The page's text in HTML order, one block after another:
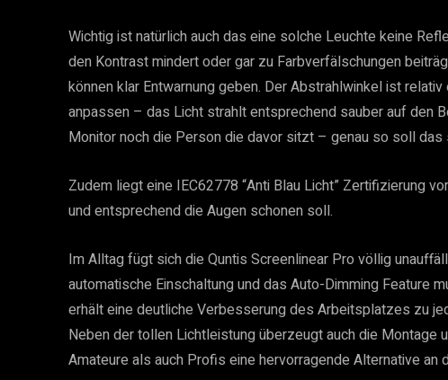
Wichtig ist natürlich auch das eine solche Leuchte keine
den Kontrast mindert oder gar zu Farbverfälschungen
können klar Entwarnung geben. Der Abstrahlwinkel ist
anpassen – das Licht strahlt entsprechend sauber auf den
Monitor noch die Person die davor sitzt – genau so soll das
Zudem liegt eine IEC62778 “Anti Blau Licht” Zertifizierung
und entsprechend die Augen schonen soll.
Im Alltag fügt sich die Quntis Screenlinear Pro völlig
automatische Einschaltung und das Auto-Dimming Feature
erhält eine deutliche Verbesserung des Arbeitsplatzes zu
Neben der tollen Lichtleistung überzeugt auch die
Amateure als auch Profis eine hervorragende Alternative an